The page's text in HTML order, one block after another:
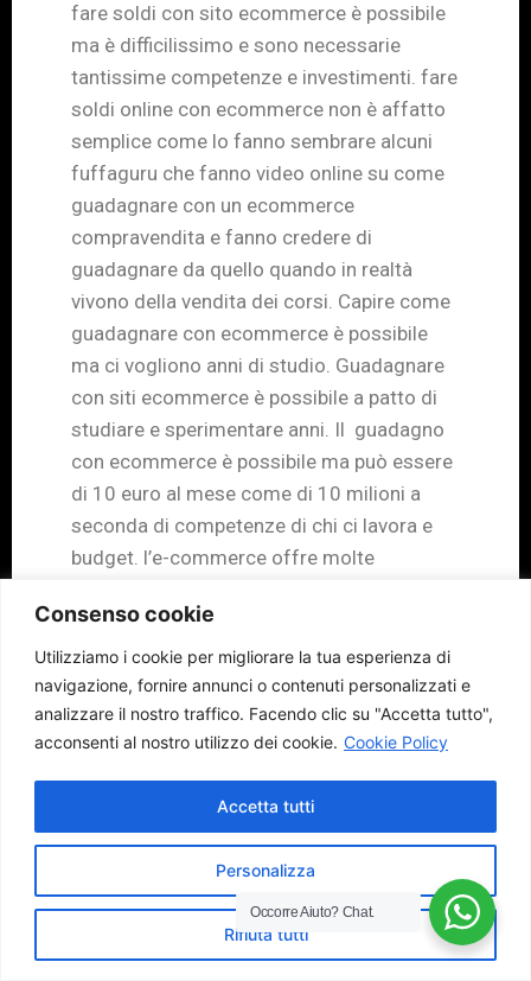
Consenso cookie
Utilizziamo i cookie per migliorare la tua esperienza di
navigazione, fornire annunci o contenuti personalizzati e
analizzare il nostro traffico. Facendo clic su "Accetta tutto",
acconsenti al nostro utilizzo dei cookie. Cookie Policy
Personalizza
Rifiuta tutti
Accetta tutti
fare soldi con sito ecommerce è possibile
ma è difficilissimo e sono necessarie
tantissime competenze e investimenti. fare
soldi online con ecommerce non è affatto
semplice come lo fanno sembrare alcuni
fuffaguru che fanno video online su come
guadagnare con un ecommerce
compravendita e fanno credere di
guadagnare da quello quando in realtà
vivono della vendita dei corsi. Capire come
guadagnare con ecommerce è possibile
ma ci vogliono anni di studio. Guadagnare
con siti ecommerce è possibile a patto di
studiare e sperimentare anni. Il guadagno
con ecommerce è possibile ma può essere
di 10 euro al mese come di 10 milioni a
seconda di competenze di chi ci lavora e
budget. l’e-commerce offre molte
trasformare il tuo negozio online in una
fonte di reddito continua. Abbiamo
esaminato le strategie e le competenze
necessarie per avere successo nell’e-
commerce, i vantaggi e gli svantaggi di
questa attività. Speriamo che questa guida
pratica ti abbia fornito le informazioni
necessarie per iniziare il tuo percorso nel
mondo dell’e-commerce e raggiungere i
tuoi obiettivi finanziari.
L’e-commerce può offrire la possibilità di
Occorre Aiuto?Chat.